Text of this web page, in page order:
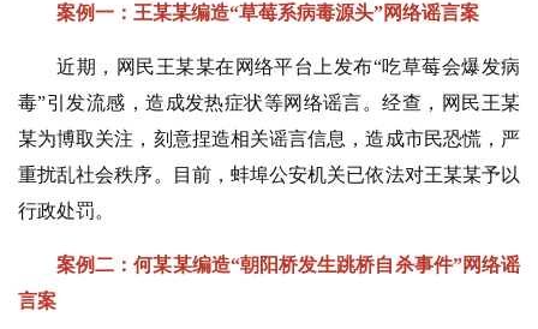
案例一：王某某编造“草莓系病毒源头”网络谣言案
近期，网民王某某在网络平台上发布“吃草莓会爆发病
毒”引发流感，造成发热症状等网络谣言。经查，网民王某
某为博取关注，刻意捏造相关谣言信息，造成市民恐慌，严
重扰乱社会秩序。目前，蚌埠公安机关已依法对王某某予以
行政处罚。
案例二：何某某编造“朝阳桥发生跳桥自杀事件”网络谣
言案